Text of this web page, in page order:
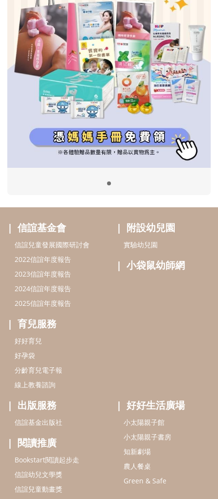
信誼基金會
2022信誼年度報告
2023信誼年度報告
2024信誼年度報告
好孕袋
分齡育兒電子報
線上教養諮詢
附設幼兒園
小袋鼠幼師網
出版服務
信誼基金出版社
閱讀推廣
Bookstart閱讀起步走
信誼幼兒文學獎
信誼兒童動畫獎
小袋鼠說故事劇團
service@hsin-yi.org.tw
信誼好好育兒
小太陽親子書房
(02)2396-5305轉2345 (週一～週五 9:00～18:00)
認識信誼 合作洽談 智慧財產權聲明
本網站建議使用IE9(含以上)或 Google Chrome 版本瀏覽器
信誼基金會/上誼文化實業股份有限公司 版權所有 ©